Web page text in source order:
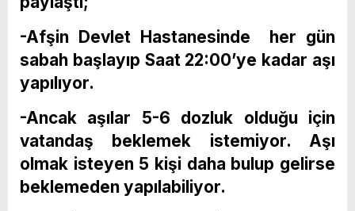
-Afşin Devlet Hastanesinde her gün
sabah başlayıp Saat 22:00’ye kadar aşı
yapılıyor.
-Ancak aşılar 5-6 dozluk olduğu için
vatandaş beklemek istemiyor. Aşı
olmak isteyen 5 kişi daha bulup gelirse
beklemeden yapılabiliyor.